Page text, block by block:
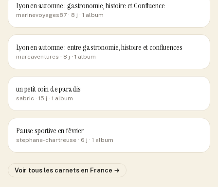
Lyon en automne : gastronomie, histoire et Confluence
marinevoyages87 · 8 j · 1 album
Lyon en automne : entre gastronomie, histoire et confluences
marcaventures · 8 j · 1 album
un petit coin de paradis
sabric · 15 j · 1 album
Pause sportive en février
stephane-chartreuse · 6 j · 1 album
Voir tous les carnets en France →